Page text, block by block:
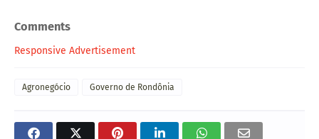
Comments
Responsive Advertisement
Agronegócio Governo de Rondônia